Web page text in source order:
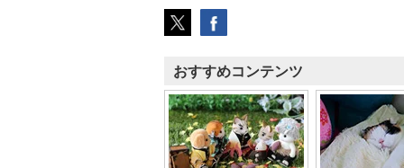
おすすめコンテンツ